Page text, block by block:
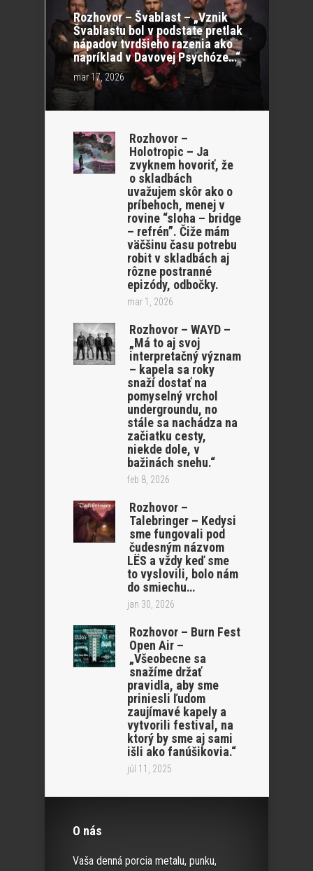
Rozhovor – Švablast – „Vznik
Švablastu bol v podstate pretlak
nápadov tvrdšieho razenia ako
napríklad v Davovej Psychóze…“
mar 17, 2026
Rozhovor –
Holotropic – Ja
zvyknem hovoriť, že
o skladbách
uvažujem skôr ako o
príbehoch, menej v
rovine “sloha – bridge
– refrén”. Čiže mám
väčšinu času potrebu
robit v skladbách aj
rôzne postranné
epizódy, odbočky.
mar 1, 2026
Rozhovor – WAYD –
„Má to aj svoj
interpretačný význam
– kapela sa roky
snaží dostať na
pomyselný vrchol
undergroundu, no
stále sa nachádza na
začiatku cesty,
niekde dole, v
bažinách snehu.“
feb 8, 2026
Rozhovor –
Talebringer – Kedysi
sme fungovali pod
čudesným názvom
LËS a vždy keď sme
to vyslovili, bolo nám
do smiechu…
jan 30, 2026
Rozhovor – Burn Fest
Open Air –
„Všeobecne sa
snažíme držať
pravidla, aby sme
priniesli ľudom
zaujímavé kapely a
vytvorili festival, na
ktorý by sme aj sami
išli ako fanúšikovia.“
júl 11, 2025
O nás
Vaša denná porcia metalu, punku,